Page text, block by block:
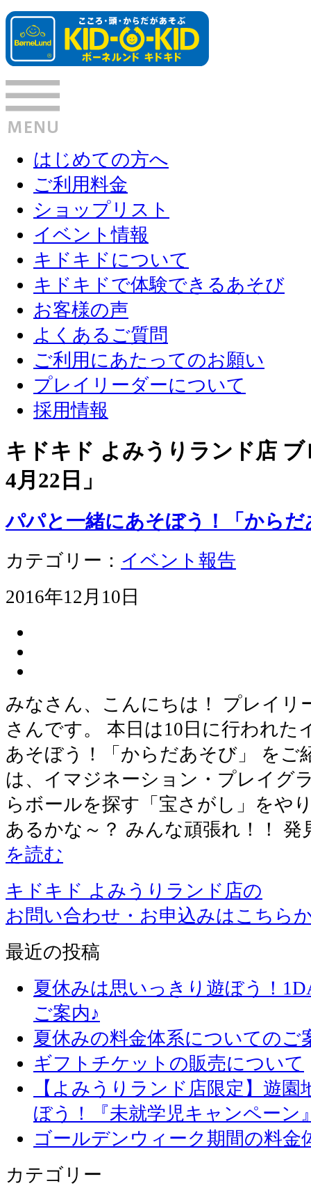
はじめての方へ
ご利用料金
ショップリスト
イベント情報
キドキドについて
キドキドで体験できるあそび
お客様の声
よくあるご質問
ご利用にあたってのお願い
プレイリーダーについて
採用情報
キドキド よみうりランド店
4月22日 」
パパと一緒にあそぼう！「からだ
カテゴリー： イベント報告
2016年12月10日
みなさん、こんにちは！ プレイリ
さんです。 本日は10日に行われた
あそぼう！「からだあそび」 をご
は、イマジネーション・プレイグ
らボールを探す「宝さがし」をや
あるかな～？ みんな頑張れ！！
を読む
キドキド よみうりランド店の
お問い合わせ・お申込みはこちら
最近の投稿
夏休みは思いっきり遊ぼう！
ご案内♪
夏休みの料金体系についてのご
ギフトチケットの販売について
【よみうりランド店限定】遊
ぼう！『未就学児キャンペーン
ゴールデンウィーク期間の料金
カテゴリー